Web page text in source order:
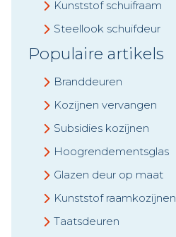
Kunststof schuifraam
Steellook schuifdeur
Populaire artikels
Branddeuren
Kozijnen vervangen
Subsidies kozijnen
Hoogrendementsglas
Glazen deur op maat
Kunststof raamkozijnen
Taatsdeuren